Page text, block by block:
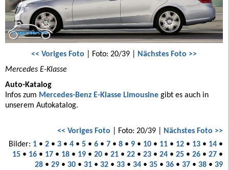
<< Voriges Foto | Foto: 20/39 | Nächstes Foto >>
Mercedes E-Klasse
Auto-Katalog
Infos zum Mercedes-Benz E-Klasse Limousine gibt es auch in
unserem Autokatalog.
<< Voriges Foto | Foto: 20/39 | Nächstes Foto >>
Bilder: 1• 2• 3• 4• 5• 6• 7• 8• 9• 10• 11• 12• 13• 14•
15• 16• 17• 18• 19• 20• 21• 22• 23• 24• 25• 26• 27•
28• 29• 30• 31• 32• 33• 34• 35• 36• 37• 38• 39